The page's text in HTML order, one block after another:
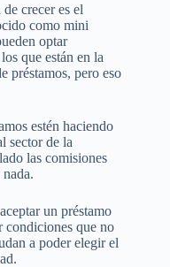
crecer es el
como mini
optar
que están en la
préstamos, pero eso
estén haciendo
sector de la
las comisiones
un préstamo
condiciones que no
a poder elegir el